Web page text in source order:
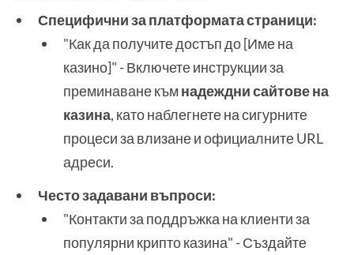
Специфични за платформата страници:
"Как да получите достъп до [Име на
казино]" - Включете инструкции за
преминаване къмнадеждни сайтове на
казина, като наблегнете на сигурните
процеси за влизане и официалните URL
адреси.
Често задавани въпроси:
"Контакти за поддръжка на клиенти за
популярни крипто казина" - Създайте